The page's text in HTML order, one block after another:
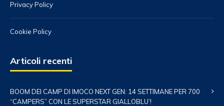
Privacy Policy
Cookie Policy
Articoli recenti
BOOM DEI CAMP DI IMOCO NEXT GEN: 14 SETTIMANE PER 700
“CAMPERS” CON LE SUPERSTAR GIALLOBLU’!